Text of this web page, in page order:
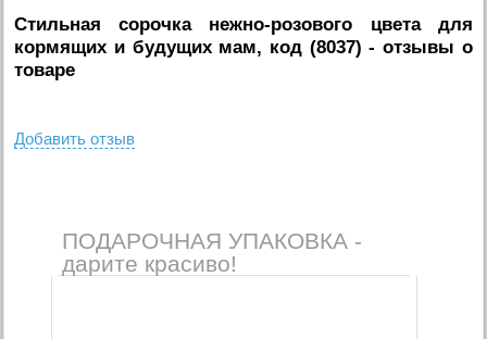
Стильная сорочка нежно-розового цвета для
кормящих и будущих мам, код (8037) - отзывы о
товаре
Добавить отзыв
ПОДАРОЧНАЯ УПАКОВКА -
дарите красиво!